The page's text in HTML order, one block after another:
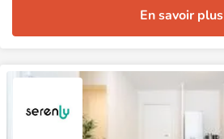
En savoir plus